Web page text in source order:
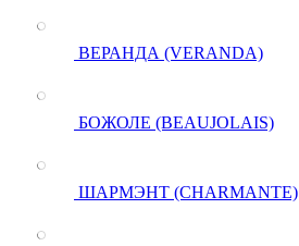
ВЕРАНДА (VERANDA)
БОЖОЛЕ (BEAUJOLAIS)
ШАРМЭНТ (CHARMANTE)